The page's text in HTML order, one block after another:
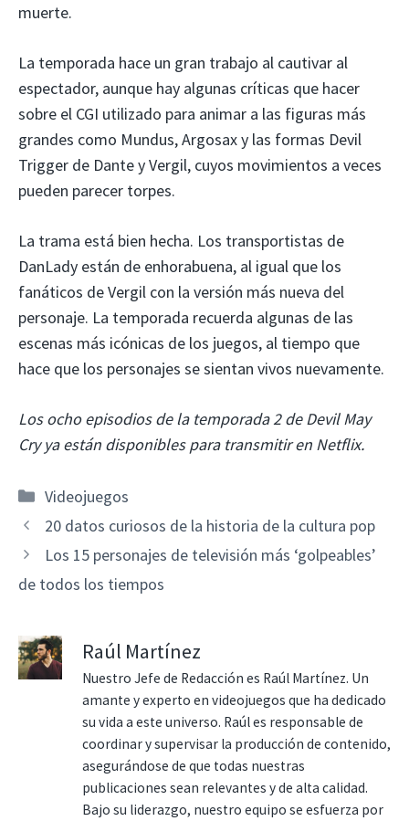
muerte.
La temporada hace un gran trabajo al cautivar al
espectador, aunque hay algunas críticas que hacer
sobre el CGI utilizado para animar a las figuras más
grandes como Mundus, Argosax y las formas Devil
Trigger de Dante y Vergil, cuyos movimientos a veces
pueden parecer torpes.
La trama está bien hecha. Los transportistas de
DanLady están de enhorabuena, al igual que los
fanáticos de Vergil con la versión más nueva del
personaje. La temporada recuerda algunas de las
escenas más icónicas de los juegos, al tiempo que
hace que los personajes se sientan vivos nuevamente.
Los ocho episodios de la temporada 2 de Devil May
Cry ya están disponibles para transmitir en Netflix.
Categorías
Videojuegos
20 datos curiosos de la historia de la cultura pop
Los 15 personajes de televisión más ‘golpeables’
de todos los tiempos
Raúl Martínez
Nuestro Jefe de Redacción es Raúl Martínez. Un
amante y experto en videojuegos que ha dedicado
su vida a este universo. Raúl es responsable de
coordinar y supervisar la producción de contenido,
asegurándose de que todas nuestras
publicaciones sean relevantes y de alta calidad.
Bajo su liderazgo, nuestro equipo se esfuerza por